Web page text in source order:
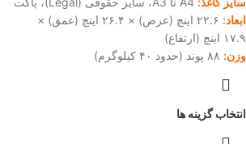
ابعاد:
۲۲.۶ اینچ (عرض) × ۲۶.۴ اینچ (عمق) ×
۱۷.۹ اینچ (ارتفاع)
وزن:
انتخاب گزینه ها